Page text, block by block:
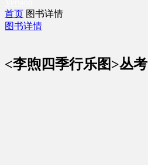
首页 图书详情
图书详情
<李煦四季行乐图>丛考